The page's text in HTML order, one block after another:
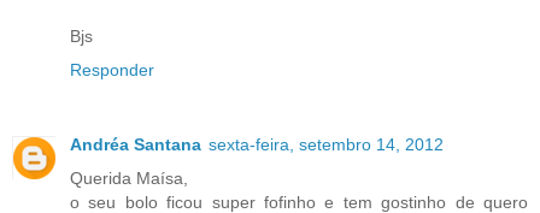
Bjs
Responder
Andréa Santana sexta-feira, setembro 14, 2012
Querida Maísa,
o seu bolo ficou super fofinho e tem gostinho de quero